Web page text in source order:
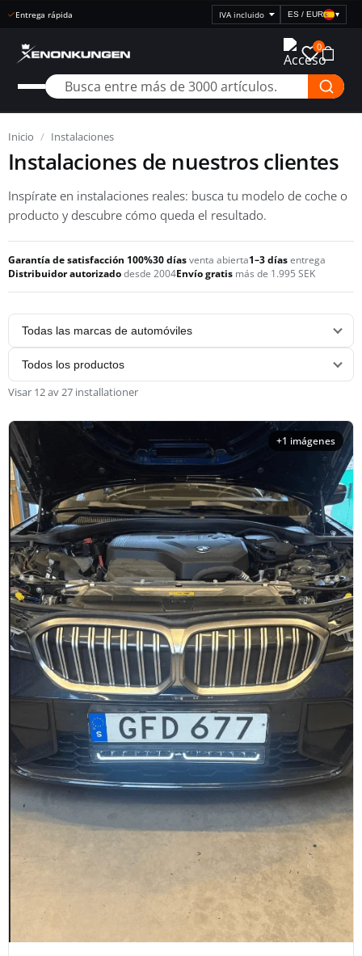
Entrega rápida
Seleccionar
visualización
precios
ES / EUR ▾
0
Inicio / Instalaciones
Instalaciones de nuestros clientes
Inspírate en instalaciones reales: busca tu modelo de coche o
producto y descubre cómo queda el resultado.
Garantía de satisfacción 100%30 díasventa abierta1–3 díasentrega
Distribuidor autorizadodesde 2004Envío gratis más de 1.995 SEK
Visar 12 av 27 installationer
+1 imágenes